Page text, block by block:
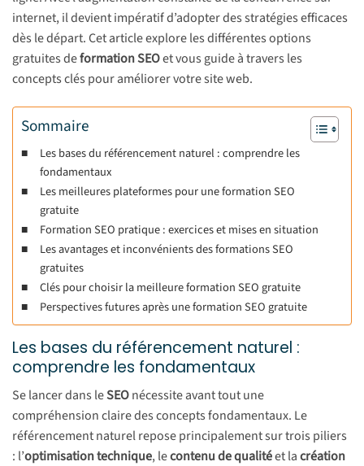
internet, il devient impératif d’adopter des stratégies efficaces
dès le départ. Cet article explore les différentes options
gratuites deformation SEOet vous guide à travers les
concepts clés pour améliorer votre site web.
Sommaire
Les bases du référencement naturel : comprendre les
fondamentaux
Les meilleures plateformes pour une formation SEO
gratuite
Formation SEO pratique : exercices et mises en situation
Les avantages et inconvénients des formations SEO
gratuites
Clés pour choisir la meilleure formation SEO gratuite
Perspectives futures après une formation SEO gratuite
Les bases du référencement naturel :
comprendre les fondamentaux
Se lancer dans leSEOnécessite avant tout une
compréhension claire des concepts fondamentaux. Le
référencement naturel repose principalement sur trois piliers
: l’optimisation technique, lecontenu de qualitéet lacréation